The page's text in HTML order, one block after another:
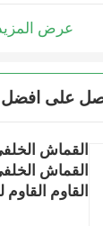
عرض
على
القماش
القماش
القاوم